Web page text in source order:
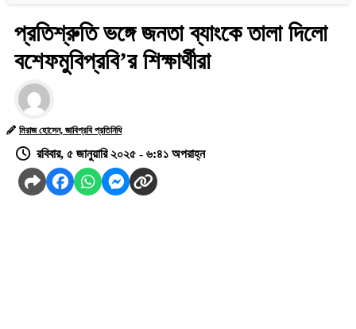
প্রতিশ্রুতি ভঙ্গে জনতা ব্যাংকে তালা দিলো
বশেফমুবিপ্রবি’র শিক্ষার্থীরা
মিরাজ হোসেন, জাবিপ্রবি প্রতিনিধি
রবিবার, ৫ জানুয়ারি ২০২৫ - ৬:৪১ অপরাহ্ন